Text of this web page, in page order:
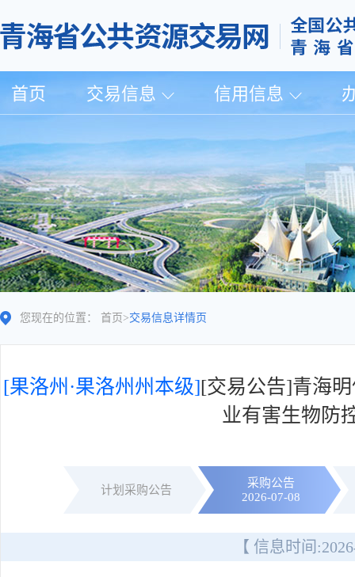
首页 交易信息 信用信息
您现在的位置： 首页 >交易信息详情页
[果洛州·果洛州州本级][交易公告]青海
业有害生物防
计划采购公告
采购公告
2026-07-08
【 信息时间: